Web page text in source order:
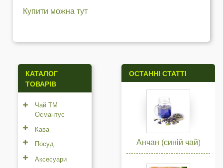
Купити можна тут
КАТАЛОГ
ТОВАРІВ
Чай ТМ
Османтус
Кава
Посуд
Аксесуари
ОСТАННІ СТАТТІ
Анчан (синій чай)